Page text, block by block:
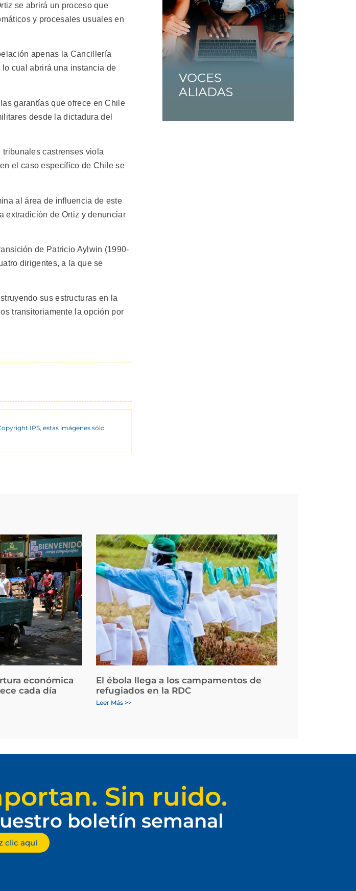
se abrirá un proceso que
y procesales usuales en
apenas la Cancillería
cual abrirá una instancia de
garantías que ofrece en Chile
desde la dictadura del
castrenses viola
el caso específico de Chile se
al área de influencia de este
extradición de Ortiz y denunciar
de Patricio Aylwin (1990-
dirigentes, a la que se
sus estructuras en la
transitoriamente la opción por
IPS, estas imágenes sólo
económica
cada día
El ébola llega a los campamentos de
refugiados en la RDC
Leer Más >>
Sin ruido.
boletín semanal
clic aquí